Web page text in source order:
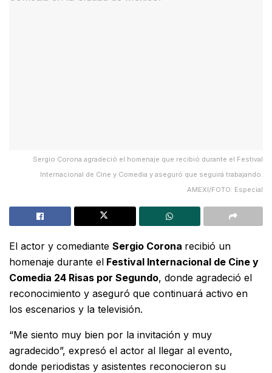
Sergio Corona agradeció el homenaje que recibió durante el Festival
Internacional de Cine y Comedia y aseguró que seguirá trabajando.
AMEXI/FOTO: Especial
El actor y comediante Sergio Corona recibió un
homenaje durante el Festival Internacional de Cine y
Comedia 24 Risas por Segundo, donde agradeció el
reconocimiento y aseguró que continuará activo en
los escenarios y la televisión.
“Me siento muy bien por la invitación y muy
agradecido”, expresó el actor al llegar al evento,
donde periodistas y asistentes reconocieron su